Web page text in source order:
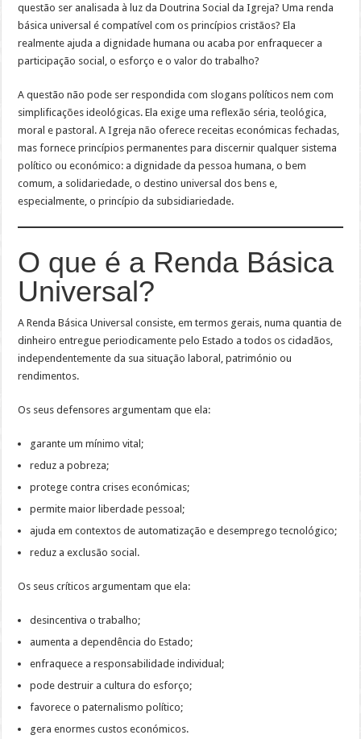
questão ser analisada à luz da Doutrina Social da Igreja? Uma renda
básica universal é compatível com os princípios cristãos? Ela
realmente ajuda a dignidade humana ou acaba por enfraquecer a
participação social, o esforço e o valor do trabalho?
A questão não pode ser respondida com slogans políticos nem com
simplificações ideológicas. Ela exige uma reflexão séria, teológica,
moral e pastoral. A Igreja não oferece receitas económicas fechadas,
mas fornece princípios permanentes para discernir qualquer sistema
político ou económico: a dignidade da pessoa humana, o bem
comum, a solidariedade, o destino universal dos bens e,
especialmente, o princípio da subsidiariedade.
O que é a Renda Básica
Universal?
A Renda Básica Universal consiste, em termos gerais, numa quantia de
dinheiro entregue periodicamente pelo Estado a todos os cidadãos,
independentemente da sua situação laboral, património ou
rendimentos.
Os seus defensores argumentam que ela:
garante um mínimo vital;
reduz a pobreza;
protege contra crises económicas;
permite maior liberdade pessoal;
ajuda em contextos de automatização e desemprego tecnológico;
reduz a exclusão social.
Os seus críticos argumentam que ela:
desincentiva o trabalho;
aumenta a dependência do Estado;
enfraquece a responsabilidade individual;
pode destruir a cultura do esforço;
favorece o paternalismo político;
gera enormes custos económicos.